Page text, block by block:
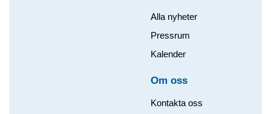
Alla nyheter
Pressrum
Kalender
Om oss​
Kontakta oss